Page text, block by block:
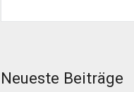
Neueste Beiträge